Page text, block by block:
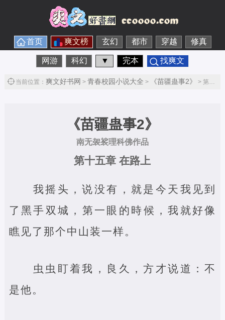
首页 爽文榜 玄幻 都市 穿越 修真
网游 科幻 ▼ 完本 找爽文
当前位置： 爽文好书网 > 青春校园小说大全 > 《苗疆蛊事2》 > 第十五章 在路上第1节
《苗疆蛊事2》
南无袈裟理科佛作品
第十五章 在路上
我摇头，说没有，就是今天我见到
了黑手双城，第一眼的時候，我就好像
瞧见了那个中山装一样。
虫虫盯着我，良久，方才说道：不
是他。